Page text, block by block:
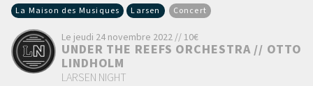
La Maison des Musiques Larsen Concert
Le jeudi 24 novembre 2022 // 10€
UNDER THE REEFS ORCHESTRA // OTTO
LINDHOLM
LARSEN NIGHT